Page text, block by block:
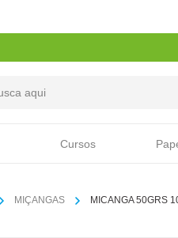
Cursos
MIÇANGAS MICANGA 50GRS